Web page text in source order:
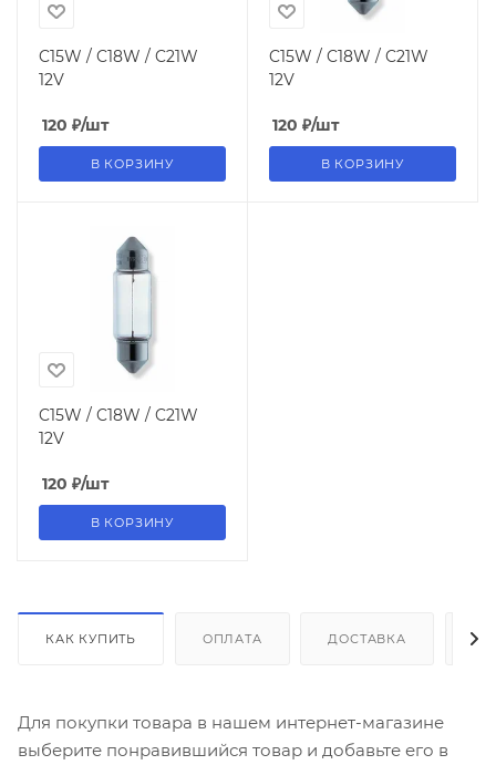
C15W / C18W / C21W
12V
120 ₽/шт
В КОРЗИНУ
C15W / C18W / C21W
12V
120 ₽/шт
В КОРЗИНУ
C15W / C18W / C21W
12V
120 ₽/шт
В КОРЗИНУ
КАК КУПИТЬ ОПЛАТА ДОСТАВКА
Для покупки товара в нашем интернет-магазине
выберите понравившийся товар и добавьте его в